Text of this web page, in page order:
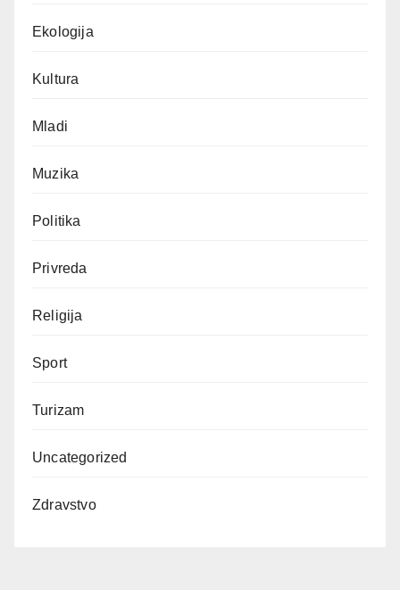
Ekologija
Kultura
Mladi
Muzika
Politika
Privreda
Religija
Sport
Turizam
Uncategorized
Zdravstvo